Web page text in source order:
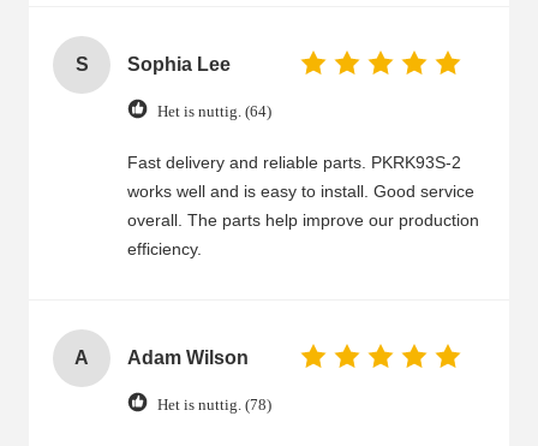
S Sophia Lee
Het is nuttig. (64)
Fast delivery and reliable parts. PKRK93S-2
works well and is easy to install. Good service
overall. The parts help improve our production
efficiency.
A Adam Wilson
Het is nuttig. (78)